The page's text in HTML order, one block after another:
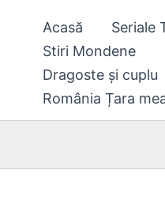
Acasă Seriale
Stiri Mondene
Dragoste și cuplu
România Țara